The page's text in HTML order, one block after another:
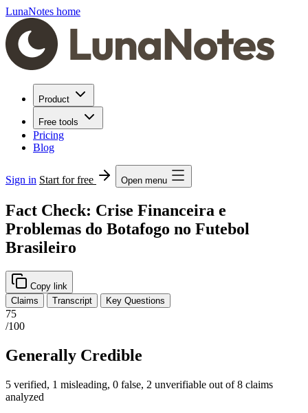
LunaNotes home
Product
Free tools
Pricing
Blog
Sign in Start for free Open menu
Fact Check: Crise Financeira e
Problemas do Botafogo no Futebol
Brasileiro
Copy link
Claims
Transcript Key Questions
75
/100
Generally Credible
5 verified, 1 misleading, 0 false, 2 unverifiable out of 8 claims
analyzed